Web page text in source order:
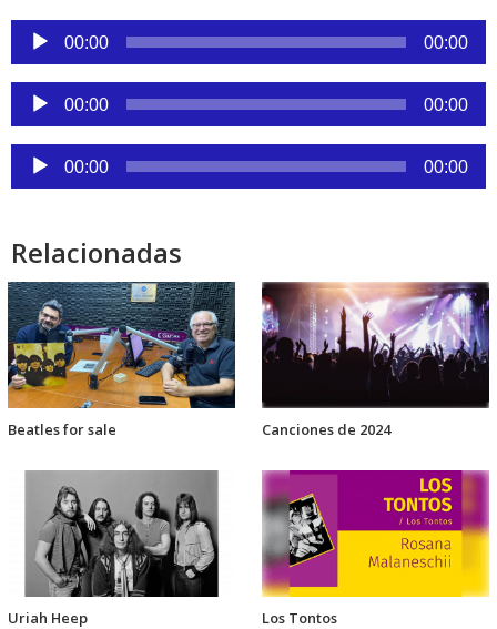
Reproductor
audio
00:00 00:00
Reproductor
de
audio
00:00 00:00
Reproductor
de
00:00 00:00
Relacionadas
Beatles for sale Canciones de 2024
Uriah Heep Los Tontos